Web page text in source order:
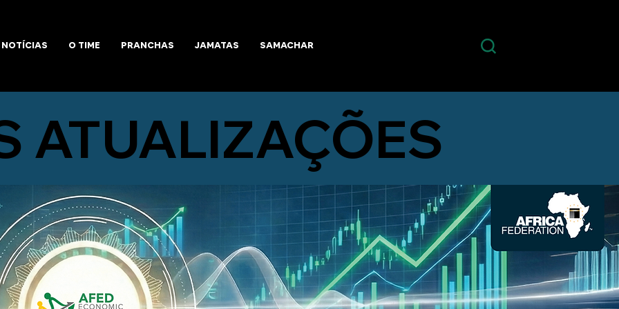
NOTÍCIAS O TIME PRANCHAS JAMATAS SAMACHAR
ATUALIZAÇÕES